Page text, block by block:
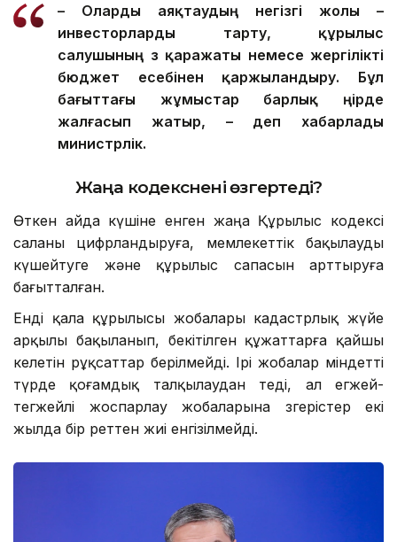
– Оларды аяқтаудың негізгі жолы –
инвесторларды тарту, құрылыс
салушының өз қаражаты немесе жергілікті
бюджет есебінен қаржыландыру. Бұл
бағыттағы жұмыстар барлық өңірде
жалғасып жатыр, – деп хабарлады
министрлік.
Жаңа кодекснені өзгертеді?
Өткен айда күшіне енген жаңа Құрылыс кодексі
саланы цифрландыруға, мемлекеттік бақылауды
күшейтуге және құрылыс сапасын арттыруға
бағытталған.
Енді қала құрылысы жобалары кадастрлық жүйе
арқылы бақыланып, бекітілген құжаттарға қайшы
келетін рұқсаттар берілмейді. Ірі жобалар міндетті
түрде қоғамдық талқылаудан өтеді, ал егжей-
тегжейлі жоспарлау жобаларына өзгерістер екі
жылда бір реттен жиі енгізілмейді.